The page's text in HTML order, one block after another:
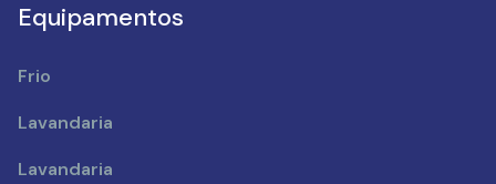
Equipamentos
Frio
Lavandaria
Lavandaria